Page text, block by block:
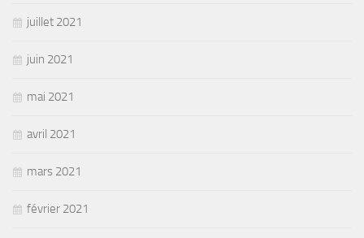
juillet 2021
juin 2021
mai 2021
avril 2021
mars 2021
février 2021